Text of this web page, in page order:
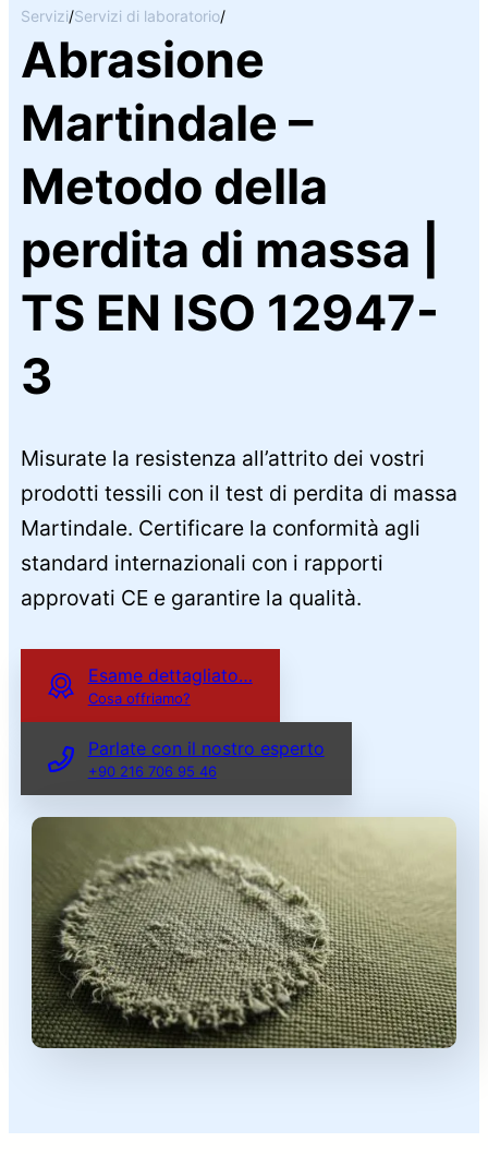
Servizi/Servizi di laboratorio/
Abrasione
Martindale –
Metodo della
perdita di massa |
TS EN ISO 12947-
3
Misurate la resistenza all’attrito dei vostri
prodotti tessili con il test di perdita di massa
Martindale. Certificare la conformità agli
standard internazionali con i rapporti
approvati CE e garantire la qualità.
Esame dettagliato…
Cosa offriamo?
Parlate con il nostro esperto
+90 216 706 95 46